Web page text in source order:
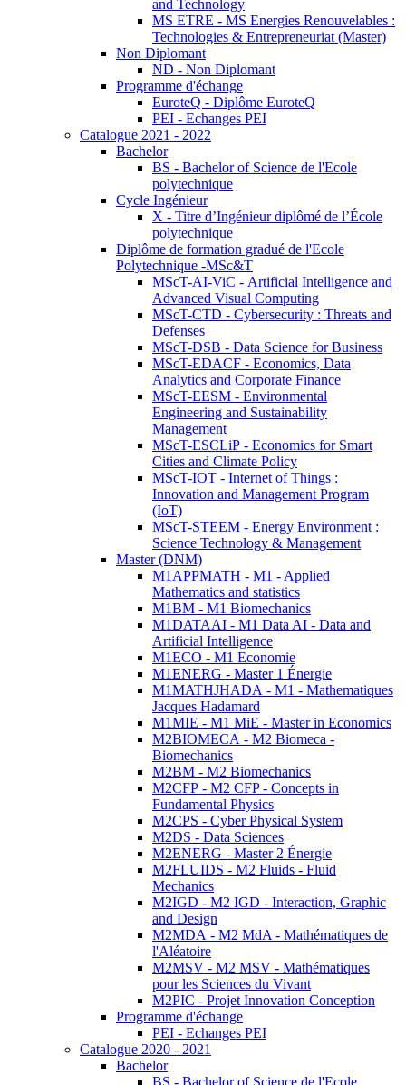
and Technology
MS ETRE - MS Energies Renouvelables :
Technologies & Entrepreneuriat (Master)
Non Diplomant
ND - Non Diplomant
Programme d'échange
EuroteQ - Diplôme EuroteQ
PEI - Echanges PEI
Catalogue 2021 - 2022
Bachelor
BS - Bachelor of Science de l'Ecole
polytechnique
Cycle Ingénieur
X - Titre d’Ingénieur diplômé de l’École
polytechnique
Diplôme de formation gradué de l'Ecole
Polytechnique -MSc&T
MScT-AI-ViC - Artificial Intelligence and
Advanced Visual Computing
MScT-CTD - Cybersecurity : Threats and
Defenses
MScT-DSB - Data Science for Business
MScT-EDACF - Economics, Data
Analytics and Corporate Finance
MScT-EESM - Environmental
Engineering and Sustainability
Management
MScT-ESCLiP - Economics for Smart
Cities and Climate Policy
MScT-IOT - Internet of Things :
Innovation and Management Program
(IoT)
MScT-STEEM - Energy Environment :
Science Technology & Management
Master (DNM)
M1APPMATH - M1 - Applied
Mathematics and statistics
M1BM - M1 Biomechanics
M1DATAAI - M1 Data AI - Data and
Artificial Intelligence
M1ECO - M1 Economie
M1ENERG - Master 1 Énergie
M1MATHJHADA - M1 - Mathematiques
Jacques Hadamard
M1MIE - M1 MiE - Master in Economics
M2BIOMECA - M2 Biomeca -
Biomechanics
M2BM - M2 Biomechanics
M2CFP - M2 CFP - Concepts in
Fundamental Physics
M2CPS - Cyber Physical System
M2DS - Data Sciences
M2ENERG - Master 2 Énergie
M2FLUIDS - M2 Fluids - Fluid
Mechanics
M2IGD - M2 IGD - Interaction, Graphic
and Design
M2MDA - M2 MdA - Mathématiques de
l'Aléatoire
M2MSV - M2 MSV - Mathématiques
pour les Sciences du Vivant
M2PIC - Projet Innovation Conception
Programme d'échange
PEI - Echanges PEI
Catalogue 2020 - 2021
Bachelor
BS - Bachelor of Science de l'Ecole